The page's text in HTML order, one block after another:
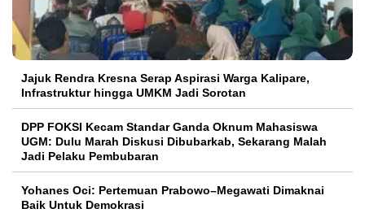
Jajuk Rendra Kresna Serap Aspirasi Warga Kalipare,
Infrastruktur hingga UMKM Jadi Sorotan
DPP FOKSI Kecam Standar Ganda Oknum Mahasiswa
UGM: Dulu Marah Diskusi Dibubarkab, Sekarang Malah
Jadi Pelaku Pembubaran
Yohanes Oci: Pertemuan Prabowo–Megawati Dimaknai
Baik Untuk Demokrasi